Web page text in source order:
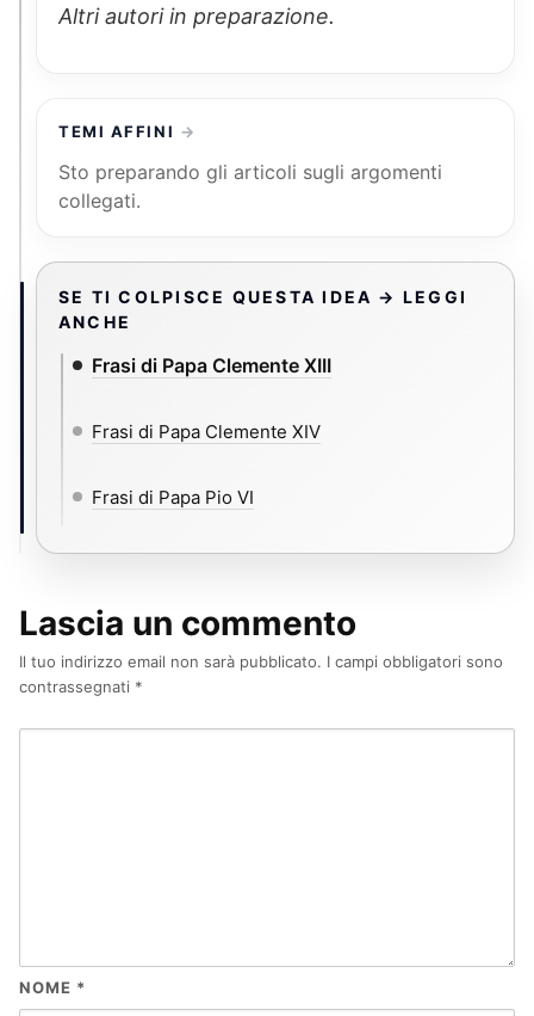
Altri autori in preparazione.
TEMI AFFINI
Sto preparando gli articoli sugli argomenti
collegati.
SE TI COLPISCE QUESTA IDEA → LEGGI
ANCHE
Frasi di Papa Clemente XIII
Frasi di Papa Clemente XIV
Frasi di Papa Pio VI
Lascia un commento
Il tuo indirizzo email non sarà pubblicato. I campi obbligatori sono
contrassegnati *
NOME *